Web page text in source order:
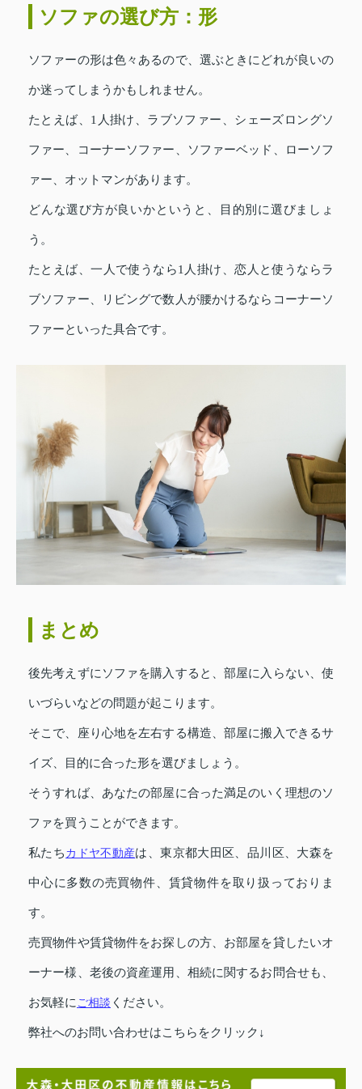
ソファの選び方：形
ソファーの形は色々あるので、選ぶときにどれが良いの
か迷ってしまうかもしれません。
たとえば、1人掛け、ラブソファー、シェーズロングソ
ファー、コーナーソファー、ソファーベッド、ローソフ
ァー、オットマンがあります。
どんな選び方が良いかというと、目的別に選びましょ
う。
たとえば、一人で使うなら1人掛け、恋人と使うならラ
ブソファー、リビングで数人が腰かけるならコーナーソ
ファーといった具合です。
まとめ
後先考えずにソファを購入すると、部屋に入らない、使
いづらいなどの問題が起こります。
そこで、座り心地を左右する構造、部屋に搬入できるサ
イズ、目的に合った形を選びましょう。
そうすれば、あなたの部屋に合った満足のいく理想のソ
ファを買うことができます。
私たちカドヤ不動産は、東京都大田区、品川区、大森を
中心に多数の売買物件、賃貸物件を取り扱っておりま
す。
売買物件や賃貸物件をお探しの方、お部屋を貸したいオ
ーナー様、老後の資産運用、相続に関するお問合せも、
お気軽にご相談 ください。
弊社へのお問い合わせはこちらをクリック↓